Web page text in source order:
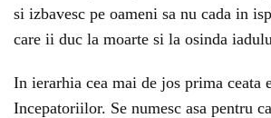
si izbavesc pe oameni sa nu cada in
care ii duc la moarte si la osinda
In ierarhia cea mai de jos prima ceata
Incepatoriilor. Se numesc asa pentru